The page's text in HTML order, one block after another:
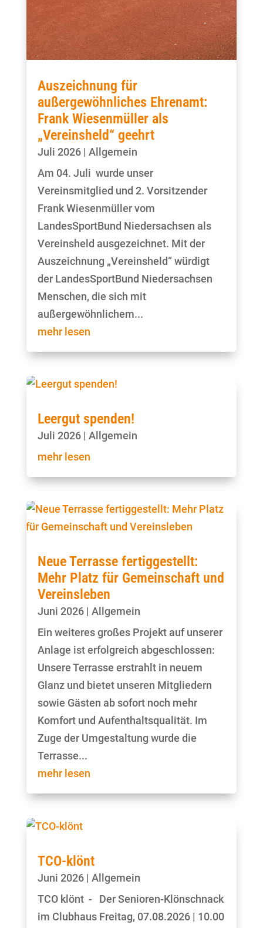
Auszeichnung für
außergewöhnliches Ehrenamt:
Frank Wiesenmüller als
„Vereinsheld“ geehrt
Juli 2026| Allgemein
Am 04. Juli wurde unser
Vereinsmitglied und 2. Vorsitzender
Frank Wiesenmüller vom
LandesSportBund Niedersachsen als
Vereinsheld ausgezeichnet. Mit der
Auszeichnung „Vereinsheld“ würdigt
der LandesSportBund Niedersachsen
Menschen, die sich mit
außergewöhnlichem...
mehr lesen
Leergut spenden!
Juli 2026| Allgemein
mehr lesen
Neue Terrasse fertiggestellt:
Mehr Platz für Gemeinschaft und
Vereinsleben
Juni 2026| Allgemein
Ein weiteres großes Projekt auf unserer
Anlage ist erfolgreich abgeschlossen:
Unsere Terrasse erstrahlt in neuem
Glanz und bietet unseren Mitgliedern
sowie Gästen ab sofort noch mehr
Komfort und Aufenthaltsqualität. Im
Zuge der Umgestaltung wurde die
Terrasse...
mehr lesen
TCO-klönt
Juni 2026| Allgemein
TCO klönt - Der Senioren-Klönschnack
im Clubhaus Freitag, 07.08.2026 | 10.00